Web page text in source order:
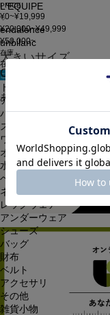
L'EQUIPE
endalence
unbilanc
大きいサイズ
CATEGORY
トップス
アウター
パンツ
スカート
ワンピース
オールインワン・サロペ
水着
ヘッドウェア
ネックウェア
レッグウェア
アンダーウェア
シューズ
バッグ
財布
ベルト
アクセサリ
その他
雑貨小物
PRICE
¥0~¥19,999
¥20,000~¥49,999
¥50,000~
在庫
在庫なしを含む
この条件で検索
申し訳ございません。お
あなたへのおすすめアイ